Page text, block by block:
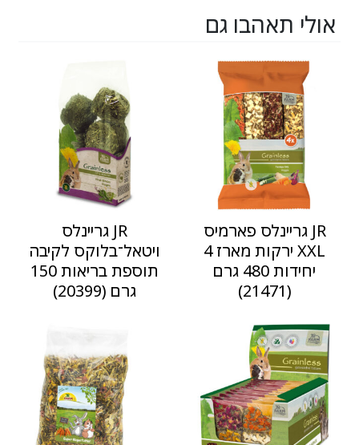
אולי תאהבו גם
JR גריינלס פארמיס
XXL ירקות מארז 4
יחידות 480 גרם
(21471)
JR גריינלס
ויטאל־בלוקס לקיבה
תוספת בריאות 150
גרם (20399)